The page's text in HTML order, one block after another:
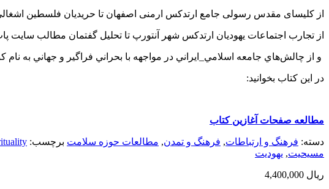
از کلیسای مقدس رسولی جامع ارتدکس ارمنی اصفهان تا حریدیان فلسطین اشغالی
از تجارب اجتماعات يهوديان ارتدکس شهر آنتورپ تا تحليل گفتمان مطالب سایت
و از چالش‌هاي جامعه اسلامي_ايراني در مواجهه با بحراني فراگير و جهاني به نام
در اين كتاب بخوانيد:
مطالعه صفحات آغازين كتاب
دسته: فرهنگ و ارتباطات, فرهنگ و تمدن, مطالعات حوزه سلامت برچسب:
مسيحيت, يهوديت
ریال